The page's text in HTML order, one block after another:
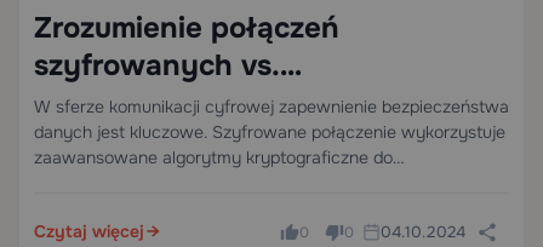
Zrozumienie połączeń
szyfrowanych vs.
nieszyfrowanych
W sferze komunikacji cyfrowej zapewnienie bezpieczeństwa
danych jest kluczowe. Szyfrowane połączenie wykorzystuje
zaawansowane algorytmy kryptograficzne do
ten chroni wrażliwe informacje przed nieautoryzowanym
Czytaj więcej 0 0 04.10.2024